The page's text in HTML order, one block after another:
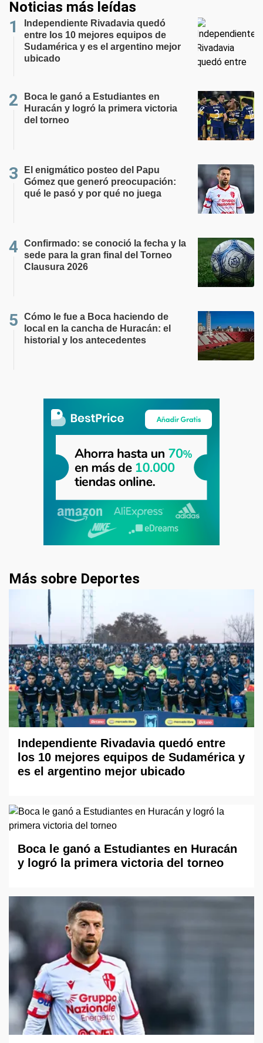
Noticias más leídas
Independiente Rivadavia quedó
entre los 10 mejores equipos de
Sudamérica y es el argentino mejor
ubicado
Boca le ganó a Estudiantes en
Huracán y logró la primera victoria
del torneo
El enigmático posteo del Papu
Gómez que generó preocupación:
qué le pasó y por qué no juega
Confirmado: se conoció la fecha y la
sede para la gran final del Torneo
Clausura 2026
Cómo le fue a Boca haciendo de
local en la cancha de Huracán: el
historial y los antecedentes
Más sobre Deportes
Independiente Rivadavia quedó entre
los 10 mejores equipos de Sudamérica y
es el argentino mejor ubicado
Boca le ganó a Estudiantes en Huracán
y logró la primera victoria del torneo